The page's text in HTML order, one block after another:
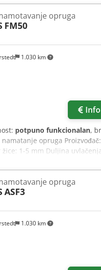
1.030 km
opruga
FM50
potpuno funkcionalan,
opruga Proizvođač:
1-5 mm Duljina
1.030 km
opruga
ASF3